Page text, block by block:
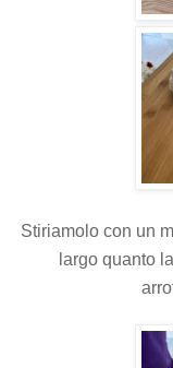
Stiriamolo con un
largo quanto